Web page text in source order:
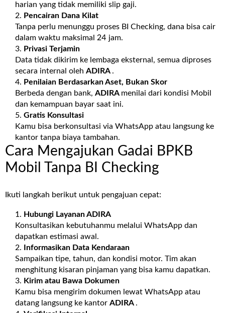
harian yang tidak memiliki slip gaji.
Pencairan Dana Kilat
Tanpa perlu menunggu proses BI Checking, dana bisa cair
dalam waktu maksimal 24 jam.
Privasi Terjamin
Data tidak dikirim ke lembaga eksternal, semua diproses
secara internal oleh ADIRA .
Penilaian Berdasarkan Aset, Bukan Skor
Berbeda dengan bank, ADIRA menilai dari kondisi Mobil
dan kemampuan bayar saat ini.
Gratis Konsultasi
Kamu bisa berkonsultasi via WhatsApp atau langsung ke
kantor tanpa biaya tambahan.
Cara Mengajukan Gadai BPKB
Mobil Tanpa BI Checking
Ikuti langkah berikut untuk pengajuan cepat:
Hubungi LayananADIRA
Konsultasikan kebutuhanmu melalui WhatsApp dan
dapatkan estimasi awal.
Informasikan Data Kendaraan
Sampaikan tipe, tahun, dan kondisi motor. Tim akan
menghitung kisaran pinjaman yang bisa kamu dapatkan.
Kirim atau Bawa Dokumen
Kamu bisa mengirim dokumen lewat WhatsApp atau
datang langsung ke kantor ADIRA .